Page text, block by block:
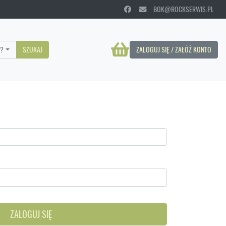
BOK@ROCKSERWIS.PL
ZALOGUJ SIĘ / ZAŁÓŻ KONTO
SZUKAJ
ZALOGUJ SIĘ